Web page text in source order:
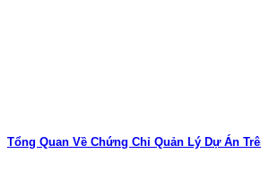
Tổng Quan Về Chứng Chỉ Quản Lý Dự Án